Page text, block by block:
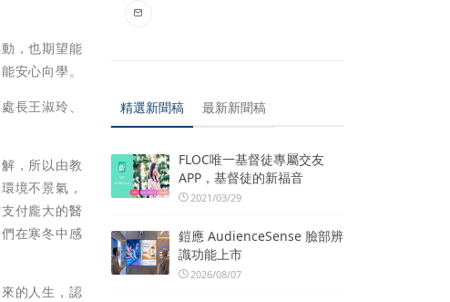
，也期望能
安心向學。
長王淑玲、
，所以由教
境不景氣，
付龐大的醫
在寒冬中感
的人生，認
精選新聞稿 最新新聞稿
FLOC唯一基督徒專屬交友
APP，基督徒的新福音
2021/03/29
鎧應 AudienceSense 臉部辨
識功能上市
2026/08/07